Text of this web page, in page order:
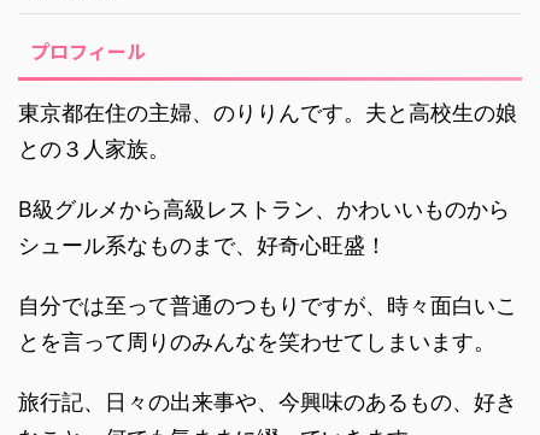
プロフィール
東京都在住の主婦、のりりんです。夫と高校生の娘
との３人家族。
B級グルメから高級レストラン、かわいいものから
シュール系なものまで、好奇心旺盛！
自分では至って普通のつもりですが、時々面白いこ
とを言って周りのみんなを笑わせてしまいます。
旅行記、日々の出来事や、今興味のあるもの、好き